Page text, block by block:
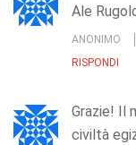
Ale
ANONIMO
RISPONDI
Grazie! Il
civiltà